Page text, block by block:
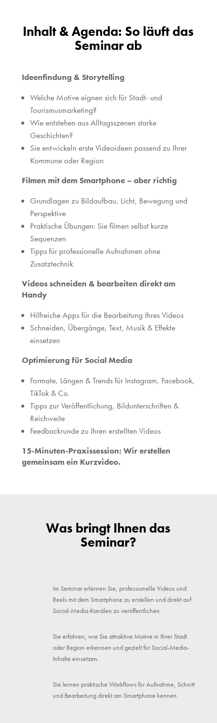
Inhalt & Agenda: So läuft das
Seminar ab
Ideenfindung & Storytelling
Welche Motive eignen sich für Stadt- und
Tourismusmarketing?
Wie entstehen aus Alltagsszenen starke
Geschichten?
Sie entwickeln erste Videoideen passend zu Ihrer
Kommune oder Region
Filmen mit dem Smartphone – aber richtig
Grundlagen zu Bildaufbau, Licht, Bewegung und
Perspektive
Praktische Übungen: Sie filmen selbst kurze
Sequenzen
Tipps für professionelle Aufnahmen ohne
Zusatztechnik
Videos schneiden & bearbeiten direkt am
Handy
Hilfreiche Apps für die Bearbeitung Ihres Videos
Schneiden, Übergänge, Text, Musik & Effekte
einsetzen
Optimierung für Social Media
Formate, Längen & Trends für Instagram, Facebook,
TikTok & Co.
Tipps zur Veröffentlichung, Bildunterschriften &
Reichweite
Feedbackrunde zu Ihren erstellten Videos
15-Minuten-Praxissession: Wir erstellen
gemeinsam ein Kurzvideo.
Was bringt Ihnen das
Seminar?
Im Seminar erlernen Sie, professionelle Videos und
Reels mit dem Smartphone zu erstellen und direkt auf
Social-Media-Kanälen zu veröffentlichen.
Sie erfahren, wie Sie attraktive Motive in Ihrer Stadt
oder Region erkennen und gezielt für Social-Media-
Inhalte einsetzen.
Sie lernen praktische Workflows für Aufnahme, Schnitt
und Bearbeitung direkt am Smartphone kennen.